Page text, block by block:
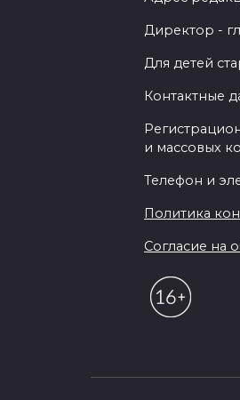
Директор -
Для детей
Контактные
и массовых
Телефон и
Политика
Согласие на